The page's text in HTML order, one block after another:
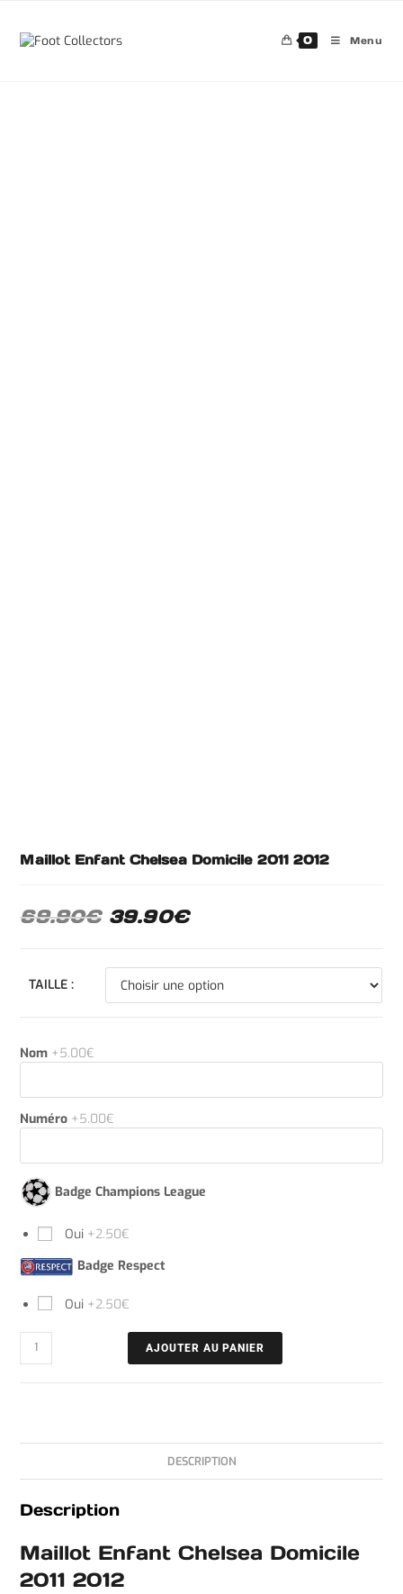
0 Menu
Maillot Enfant Chelsea Domicile 2011 2012
69.90€ 39.90€
TAILLE :
Nom +5.00€
Numéro +5.00€
Badge Champions League
Oui +2.50€
Badge Respect
Oui +2.50€
AJOUTER AU PANIER
DESCRIPTION
Description
Maillot Enfant Chelsea Domicile
2011 2012